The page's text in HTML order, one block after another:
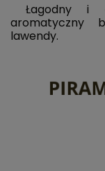
Łagodny i
aromatyczny
lawendy.